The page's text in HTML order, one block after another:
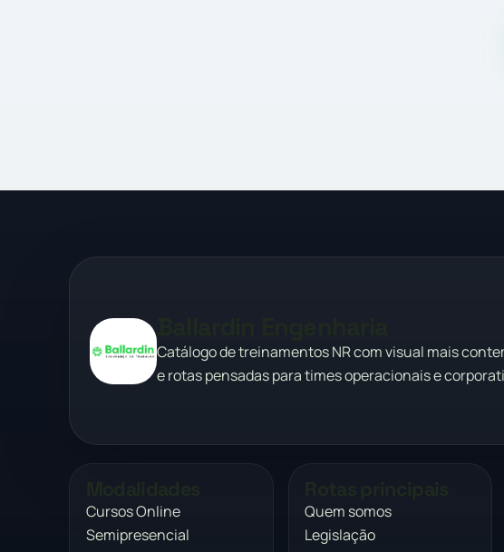
Ballardin Engenharia
Catálogo de treinamentos NR com visual mais
e rotas pensadas para times operacionais e
Cursos Online
Semipresencial
Quem somos
Legislação